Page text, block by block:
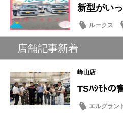
新型がい
ルークス
スタッフ紹
店舗記事新着
峰山店
TSﾊｼﾓﾄの
エルグラン